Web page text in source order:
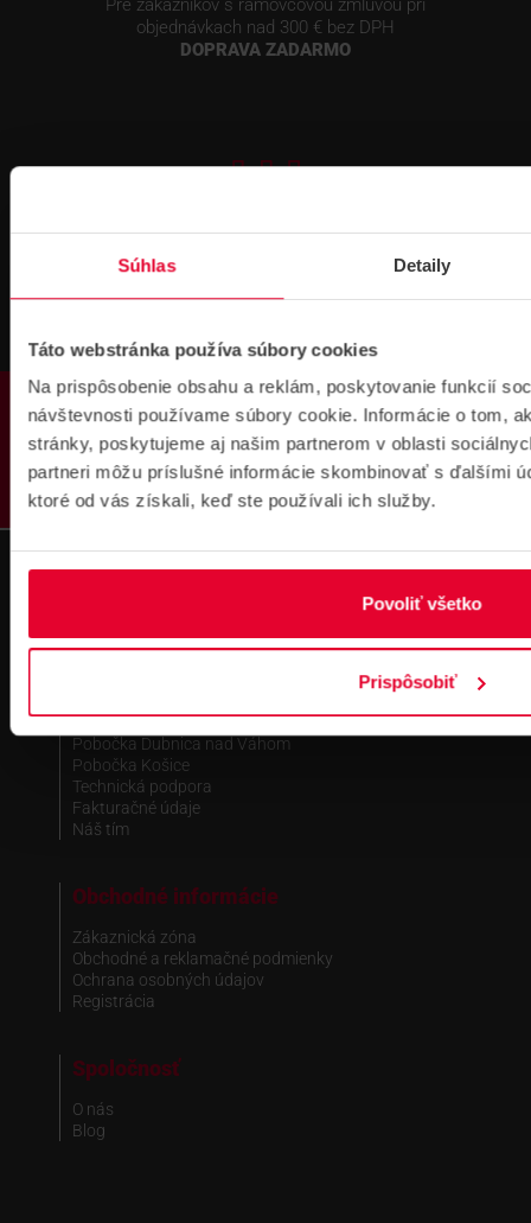
Súhlas Detaily
Táto webstránka používa súbory cookies
Na prispôsobenie obsahu a reklám, poskytovanie funkcií
návštevnosti používame súbory cookie. Informácie o tom,
stránky, poskytujeme aj našim partnerom v oblasti
partneri môžu príslušné informácie skombinovať s ďalšími
ktoré od vás získali, keď ste používali ich služby.
Povoliť všetko
Prispôsobiť
PRODUKTY
Pre zákazníkov s rámovcovou zmluvou pri
objednávkach nad 300 € bez DPH
DOPRAVA ZADARMO
Fakturačné údaje
IČ DPH: SK2021919658
IBAN : SK51 1100 0000 0029 4205 9929
Pobočka Bratislava
Pobočka Dubnica nad Váhom
Pobočka Košice
Technická podpora
Fakturačné údaje
Náš tím
Obchodné informácie
Zákaznická zóna
Obchodné a reklamačné podmienky
Ochrana osobných údajov
Registrácia
Spoločnosť
O nás
Blog